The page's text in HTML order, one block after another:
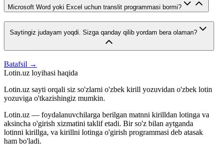
Microsoft Word yoki Excel uchun translit programmasi bormi?
Saytingiz judayam yoqdi. Sizga qanday qilib yordam bera olaman?
Batafsil →
Lotin.uz loyihasi haqida
Lotin.uz sayti orqali siz so'zlarni o'zbek kirill yozuvidan o'zbek lotin
yozuviga o'tkazishingiz mumkin.
Lotin.uz — foydalanuvchilarga berilgan matnni kirilldan lotinga va
aksincha o'girish xizmatini taklif etadi. Bir so'z bilan aytganda
lotinni kirillga, va kirillni lotinga o'girish programmasi deb atasak
ham bo'ladi.